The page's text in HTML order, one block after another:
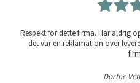
Respekt for dette firma. Har aldrig
det var en reklamation over
Dorthe